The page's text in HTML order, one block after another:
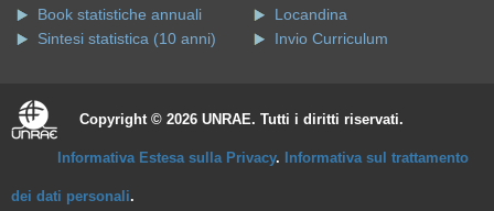
Book statistiche annuali
Sintesi statistica (10 anni)
Locandina
Invio Curriculum
Copyright © 2026 UNRAE. Tutti i diritti riservati.
Informativa Estesa sulla Privacy. Informativa sul trattamento
dei dati personali.